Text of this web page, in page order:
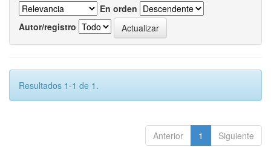
En orden
Autor/registro
Resultados 1-1 de 1.
Anterior 1 Siguiente